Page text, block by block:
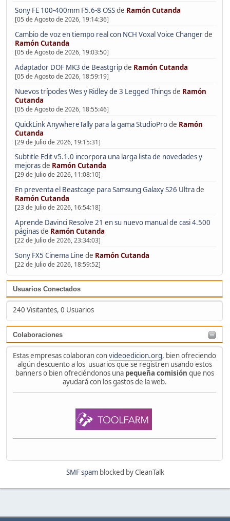
Sony FE 100-400mm F5.6-8 OSSde Ramón Cutanda
[05 de Agosto de 2026, 19:14:36]
Cambio de voz en tiempo real con NCH Voxal Voice Changerde
Ramón Cutanda
[05 de Agosto de 2026, 19:03:50]
Adaptador DOF MK3 de Beastgripde Ramón Cutanda
[05 de Agosto de 2026, 18:59:19]
Nuevos trípodes Wes y Ridley de 3 Legged Thingsde Ramón
Cutanda
[05 de Agosto de 2026, 18:55:46]
QuickLink AnywhereTally para la gama StudioProde Ramón
Cutanda
[29 de Julio de 2026, 19:15:31]
Subtitle Edit v5.1.0 incorpora una larga lista de novedades y
mejorasde Ramón Cutanda
[29 de Julio de 2026, 11:08:10]
En preventa el Beastcage para Samsung Galaxy S26 Ultrade
Ramón Cutanda
[23 de Julio de 2026, 16:54:18]
Aprende Davinci Resolve 21 en su nuevo manual de casi 4.500
páginasde Ramón Cutanda
[22 de Julio de 2026, 23:34:03]
Sony FX5 Cinema Line de Ramón Cutanda
[22 de Julio de 2026, 18:59:52]
Usuarios Conectados
240 Visitantes, 0 Usuarios
Colaboraciones
Estas empresas colaboran convideoedicion.org, bien ofreciendo
algún descuento a los usuarios que se registren usando estos
banners o bien ofreciéndonos una pequeña comisión que nos
ayudará con los gastos de la web.
SMF spamblocked by CleanTalk